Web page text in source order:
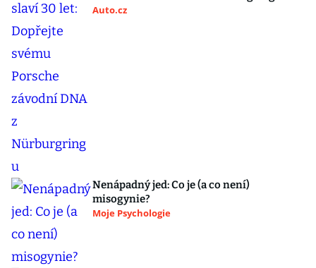
Auto.cz
Nenápadný jed: Co je (a co není)
misogynie?
Moje Psychologie